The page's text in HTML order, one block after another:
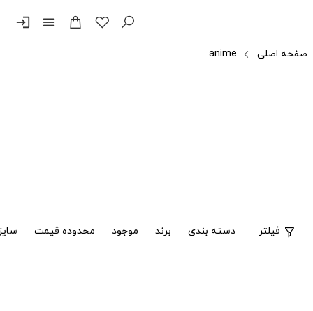
menu
login
صفحه اصلی anime
فیلتر دسته بندی برند موجود محدوده قیمت